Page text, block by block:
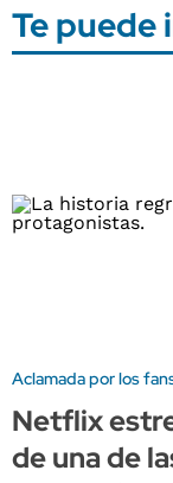
Te puede
Aclamada por los
Netflix
de una de